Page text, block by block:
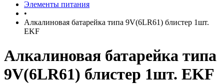
Элементы питания
•
Алкалиновая батарейка типа 9V(6LR61) блистер 1шт.
EKF
Алкалиновая батарейка типа
9V(6LR61) блистер 1шт. EKF